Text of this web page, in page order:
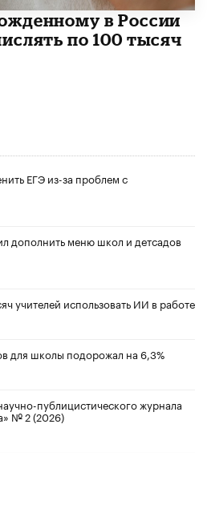
в России
по 100 тысяч
ЕГЭ из-за проблем с
дополнить меню школ и детсадов
учителей использовать ИИ в работе
для школы подорожал на 6,3%
публицистического журнала
№ 2 (2026)